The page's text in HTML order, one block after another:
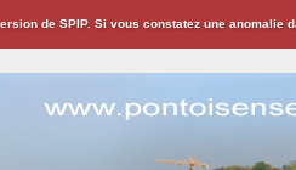
de SPIP. Si vous constatez une anomalie